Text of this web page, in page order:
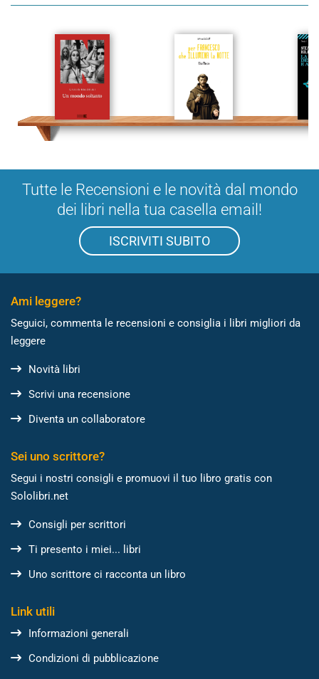
Tutte le Recensioni e le novità dal mondo
dei libri nella tua casella email!
ISCRIVITI SUBITO
Ami leggere?
Seguici, commenta le recensioni e consiglia i libri migliori da
leggere
Novità libri
Scrivi una recensione
Diventa un collaboratore
Sei uno scrittore?
Segui i nostri consigli e promuovi il tuo libro gratis con
Sololibri.net
Consigli per scrittori
Ti presento i miei... libri
Uno scrittore ci racconta un libro
Link utili
Informazioni generali
Condizioni di pubblicazione